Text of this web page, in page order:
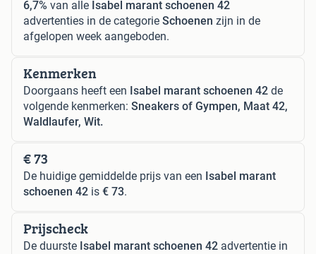
6,7% van alle Isabel marant schoenen 42
advertenties in de categorie Schoenen zijn in de
afgelopen week aangeboden.
Kenmerken
Doorgaans heeft een Isabel marant schoenen 42 de
volgende kenmerken: Sneakers of Gympen, Maat 42,
Waldlaufer, Wit.
€ 73
De huidige gemiddelde prijs van een Isabel marant
schoenen 42 is € 73.
Prijscheck
De duurste Isabel marant schoenen 42 advertentie in